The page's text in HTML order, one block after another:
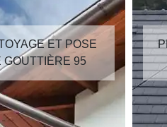
PEINTURE SUR TUILES
95